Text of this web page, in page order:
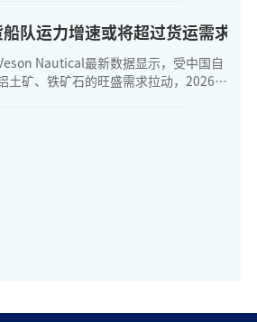
队运力增速或将超过货运需求增
Nautical最新数据显示，受中国自
土矿、铁矿石的旺盛需求拉动，2026年